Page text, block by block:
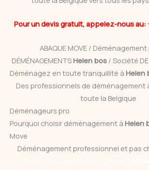
Pour un devis gratuit, appelez-nous au:
ABAQUE MOVE /
DÉMÉNAGEMENTSHelen bos / Société DE
Déménagez en toute tranquillité à Helen
Des professionnels de déménagement
toute la Belgique
Déménageurs pro
Pourquoi choisir déménagement à Helen
Move
Déménagement professionnel et pas